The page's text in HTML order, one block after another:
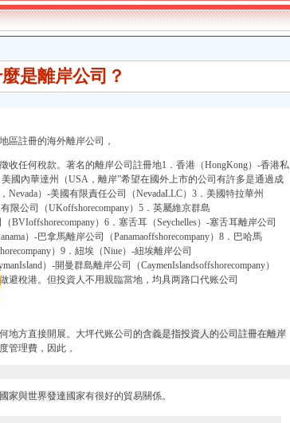
是離岸公司？
區註冊的海外離岸公司，
收任何稅款。著名的離岸公司註冊地1．香港（HongKong）-香港私
美國內華達州（USA，離岸”希望在國外上市的公司有許多是通過成
）-美國有限責任公司（NevadaLLC）3．美國特拉華州
限公司（UKoffshorecompany）5．英屬維京群島
BVIoffshorecompany）6．塞舌耳（Seychelles）-塞舌耳離岸公司
）-巴拿馬離岸公司（Panamaoffshorecompany）8．巴哈馬
）9．紐埃（Niue）-紐埃離岸公司
）-開曼群島離岸公司（CaymenIslandsoffshorecompany）
避稅港。但投資人不用親臨當地，均具两路口代账公司
地方直接開展。大坪代账公司 的含義是指投資人的公司註冊在離岸
管理費，因此，
家與世界發達 國家有很好的貿易關係。